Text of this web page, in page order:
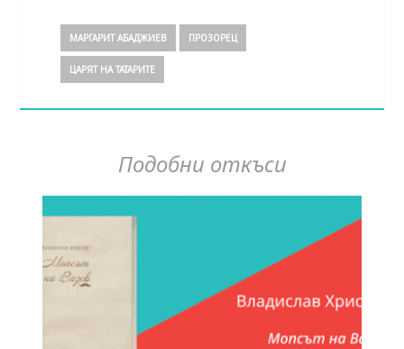
МАРГАРИТ АБАДЖИЕВ ПРОЗОРЕЦ
ЦАРЯТ НА ТАТАРИТЕ
Подобни откъси